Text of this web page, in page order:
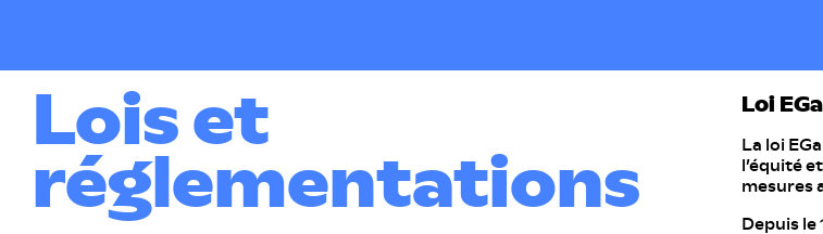
Lois et
réglementations
Loi
La loi
l’équité
mesures
Depuis